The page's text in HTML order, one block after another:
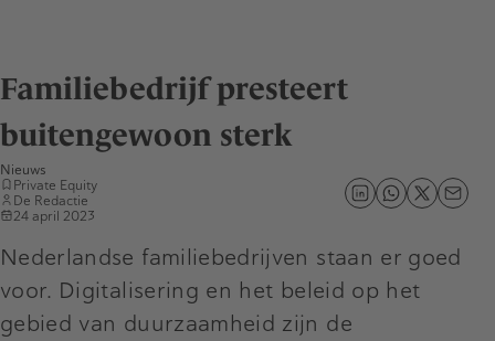
Familiebedrijf presteert
buitengewoon sterk
Nieuws
Private Equity
De Redactie
24 april 2023
Nederlandse familiebedrijven staan er goed
voor. Digitalisering en het beleid op het
gebied van duurzaamheid zijn de